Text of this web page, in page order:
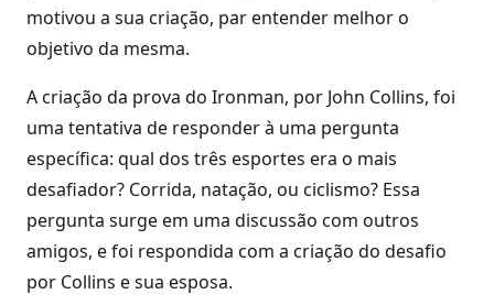
motivou a sua criação, par entender melhor o
objetivo da mesma.
A criação da prova do Ironman, por John Collins, foi
uma tentativa de responder à uma pergunta
específica: qual dos três esportes era o mais
desafiador? Corrida, natação, ou ciclismo? Essa
pergunta surge em uma discussão com outros
amigos, e foi respondida com a criação do desafio
por Collins e sua esposa.